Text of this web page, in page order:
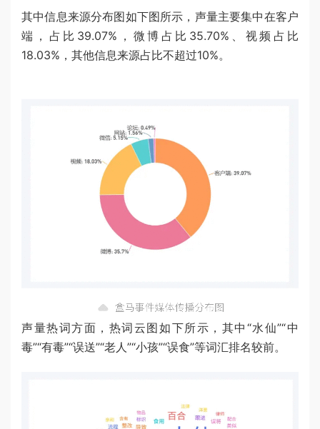
其中信息来源分布图如下图所示，声量主要集中在客户
端，占比39.07%，微博占比35.70%、视频占比
18.03%，其他信息来源占比不超过10%。
声量热词方面，热词云图如下所示，其中“水仙”“中
毒”“有毒”“误送”“老人”“小孩”“误食”等词汇排名较前。